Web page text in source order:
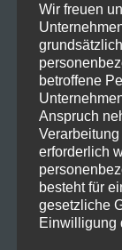
Wir freuen
betroffene
Anspruch
erforderlich
besteht für
gesetzliche
Einwilligung